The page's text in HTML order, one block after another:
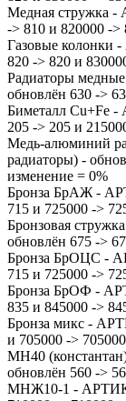
Медная стружка -
-> 810 и 820000 ->
Газовые колонки
820 -> 820 и
Радиаторы
обновлён 630 ->
Биметалл Cu+Fe
205 -> 205 и
Медь-алюминий
радиаторы) -
изменение = 0%
Бронза БрАЖ -
715 и 725000 ->
Бронзовая
обновлён 675 ->
Бронза БрОЦС -
715 и 725000 ->
Бронза БрОФ -
835 и 845000 ->
Бронза микс -
и 705000 ->
МН40
обновлён 560 ->
МНЖ10-1 -